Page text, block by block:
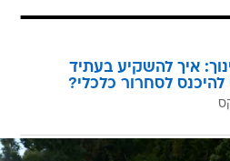
איך להשקיע בעתיד
להיכנס לסחרור כלכלי?